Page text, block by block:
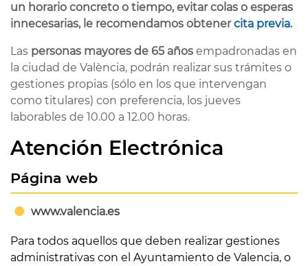
un horario concreto o tiempo, evitar colas o esperas
innecesarias, le recomendamos obtener cita previa.
Las personas mayores de 65 años empadronadas en
la ciudad de València, podrán realizar sus trámites o
gestiones propias (sólo en los que intervengan
como titulares) con preferencia, los jueves
laborables de 10.00 a 12.00 horas.
Atención Electrónica
Página web
www.valencia.es
Para todos aquellos que deben realizar gestiones
administrativas con el Ayuntamiento de Valencia, o